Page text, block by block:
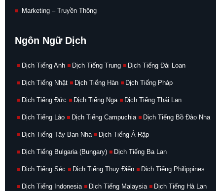
Marketing – Truyền Thông
Ngôn Ngữ Dịch
Dịch Tiếng Anh Dịch Tiếng Trung Dịch Tiếng Đài Loan
Dịch Tiếng Nhật Dịch Tiếng Hàn Dịch Tiếng Pháp
Dịch Tiếng Đức Dịch Tiếng Nga Dịch Tiếng Thái Lan
Dịch Tiếng Lào Dịch Tiếng Campuchia Dịch Tiếng Bồ Đào Nha
Dịch Tiếng Tây Ban Nha Dịch Tiếng Ả Rập
Dịch Tiếng Bulgaria (Bungary) Dịch Tiếng Ba Lan
Dịch Tiếng Séc Dịch Tiếng Thụy Điển Dịch Tiếng Philippines
Dịch Tiếng Indonesia Dịch Tiếng Malaysia Dịch Tiếng Hà Lan